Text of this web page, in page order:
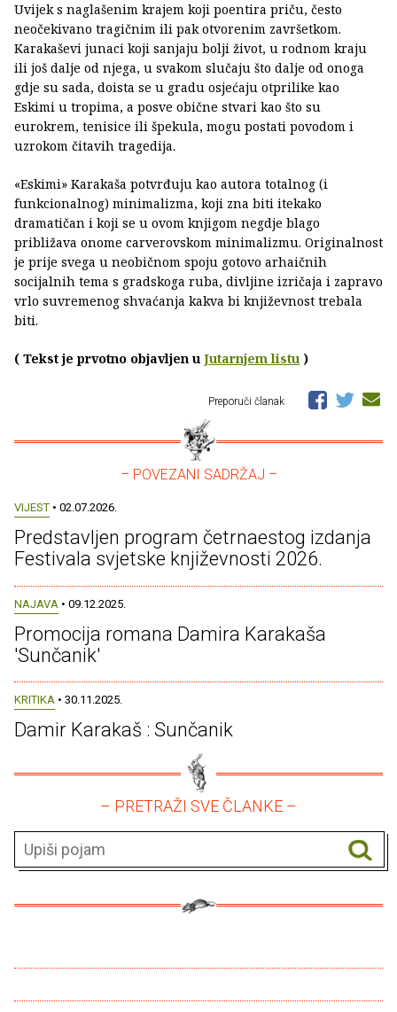
Uvijek s naglašenim krajem koji poentira priču, često
neočekivano tragičnim ili pak otvorenim završetkom.
Karakaševi junaci koji sanjaju bolji život, u rodnom kraju
ili još dalje od njega, u svakom slučaju što dalje od onoga
gdje su sada, doista se u gradu osjećaju otprilike kao
Eskimi u tropima, a posve obične stvari kao što su
eurokrem, tenisice ili špekula, mogu postati povodom i
uzrokom čitavih tragedija.
«Eskimi» Karakaša potvrđuju kao autora totalnog (i
funkcionalnog) minimalizma, koji zna biti itekako
dramatičan i koji se u ovom knjigom negdje blago
približava onome carverovskom minimalizmu. Originalnost
je prije svega u neobičnom spoju gotovo arhaičnih
socijalnih tema s gradskoga ruba, divljine izričaja i zapravo
vrlo suvremenog shvaćanja kakva bi književnost trebala
biti.
( Tekst je prvotno objavljen u Jutarnjem listu )
Preporuči članak
– POVEZANI SADRŽAJ –
VIJEST • 02.07.2026.
Predstavljen program četrnaestog izdanja
Festivala svjetske književnosti 2026.
NAJAVA • 09.12.2025.
Promocija romana Damira Karakaša
'Sunčanik'
KRITIKA • 30.11.2025.
Damir Karakaš : Sunčanik
– PRETRAŽI SVE ČLANKE –